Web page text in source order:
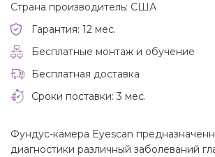
Страна производитель: США
Гарантия: 12 мес.
Бесплатные монтаж и обучение
Бесплатная доставка
Сроки поставки: 3 мес.
Фундус-камера Eyescan
диагностики различный заболеваний